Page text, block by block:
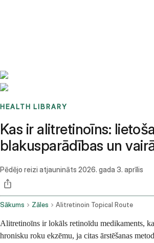
HEALTH LIBRARY
Kas ir alitretinoīns:
blakusparādības un
Pēdējo reizi atjaunināts 2026. gada 3. aprīlis
Sākums Zāles Alitretinoin Topical Route
Alitretinoīns ir lokāls retinoīdu medikaments,
hronisku roku ekzēmu, ja citas ārstēšanas